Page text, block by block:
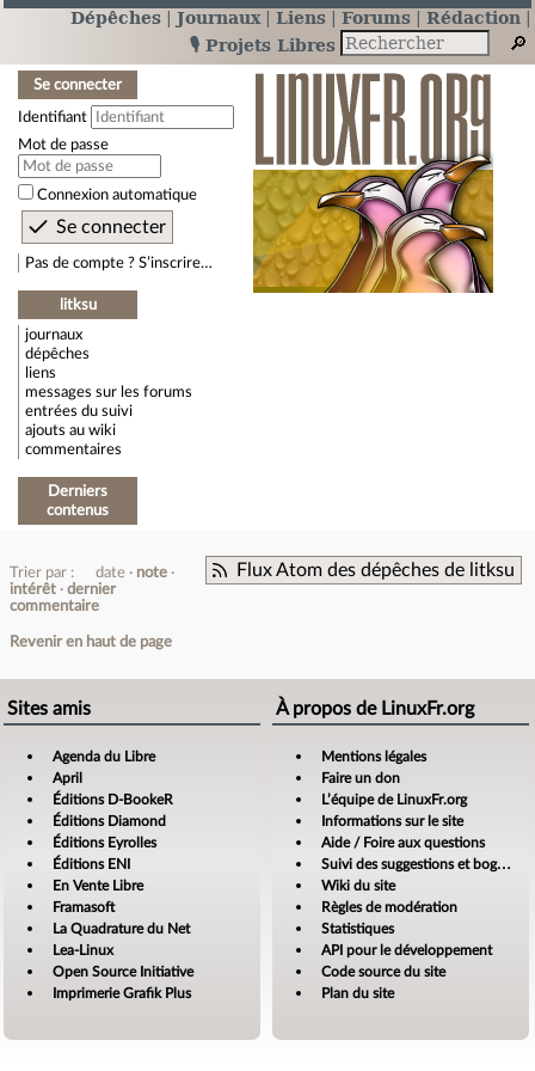
Dépêches Journaux Liens Forums
Rédaction
🎙️ Projets Libres
Se connecter
Identifiant
Mot de passe
Connexion automatique
Pas de compte ? S’inscrire…
litksu
journaux
dépêches
liens
messages sur les forums
entrées du suivi
ajouts au wiki
commentaires
Derniers
contenus
Flux Atom des dépêches de litksu
Trier par : date
note
intérêt
dernier
commentaire
Revenir en haut de page
Sites amis
Agenda du Libre
April
Éditions D-BookeR
Éditions Diamond
Éditions Eyrolles
Éditions ENI
En Vente Libre
Framasoft
La Quadrature du Net
Lea-Linux
Open Source Initiative
Imprimerie Grafik Plus
À propos de LinuxFr.org
Mentions légales
Faire un don
L’équipe de LinuxFr.org
Informations sur le site
Aide / Foire aux questions
Suivi des suggestions et bogues
Wiki du site
Règles de modération
Statistiques
API pour le développement
Code source du site
Plan du site